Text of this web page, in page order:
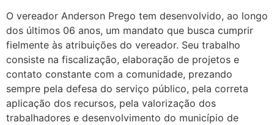
O vereador Anderson Prego tem desenvolvido, ao longo
dos últimos 06 anos, um mandato que busca cumprir
fielmente às atribuições do vereador. Seu trabalho
consiste na fiscalização, elaboração de projetos e
contato constante com a comunidade, prezando
sempre pela defesa do serviço público, pela correta
aplicação dos recursos, pela valorização dos
trabalhadores e desenvolvimento do município de